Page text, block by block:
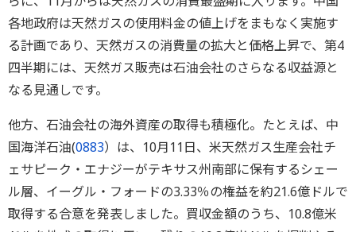
各地政府は天然ガスの使用料金の値上げをまもなく実施す
る計画であり、天然ガスの消費量の拡大と価格上昇で、第4
四半期には、天然ガス販売は石油会社のさらなる収益源と
なる見通しです。
他方、石油会社の海外資産の取得も積極化。たとえば、中
国海洋石油(0883）は、10月11日、米天然ガス生産会社チ
ェサピーク・エナジーがテキサス州南部に保有するシェー
ル層、イーグル・フォードの3.33％の権益を約21.6億ドルで
取得する合意を発表しました。買収金額のうち、10.8億米